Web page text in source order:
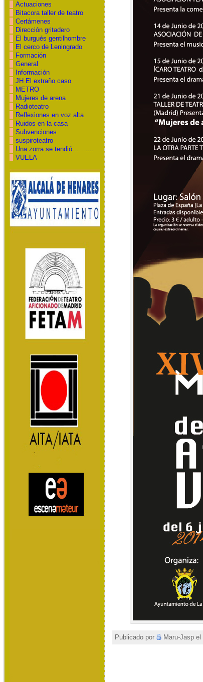
Actuaciones
Bitacora taller de teatro
Certámenes
Dirección gritadero
El burgués gentilhombre
El cerco de Leningrado
Formación
General
Información
JH El extraño caso
METRO
Mujeres de arena
Radioteatro
Reflexiones en voz alta
Ruidos en la casa
Subvenciones
suspiroteatro
Una zorra se tendió……….
VUELA
Publicado por Maru-Jasp el